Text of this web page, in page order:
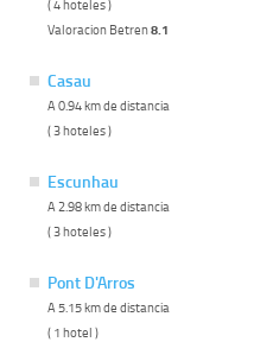
( 4 hoteles )
Valoracion Betren8.1
Casau
A 0.94 km de distancia
( 3 hoteles )
Escunhau
A 2.98 km de distancia
( 3 hoteles )
Pont D'Arros
A 5.15 km de distancia
( 1 hotel )